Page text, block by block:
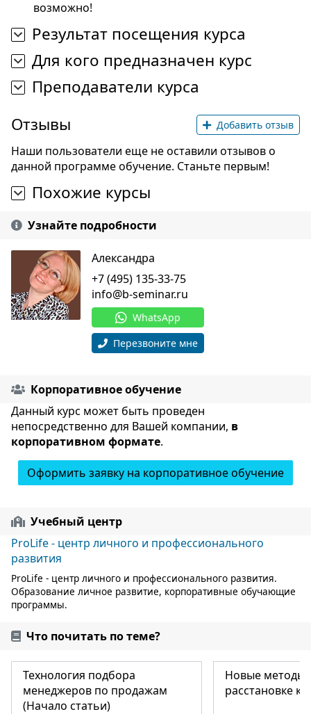
возможно!
Результат посещения курса
Для кого предназначен курс
Преподаватели курса
Отзывы
Добавить отзыв
Наши пользователи еще не оставили отзывов о
данной программе обучение. Станьте первым!
Похожие курсы
Узнайте подробности
Александра
+7 (495) 135-33-75
info@b-seminar.ru
WhatsApp
Перезвоните мне
Корпоративное обучение
Данный курс может быть проведен
непосредственно для Вашей компании, в
корпоративном формате.
Оформить заявку на корпоративное обучение
Учебный центр
ProLife - центр личного и профессионального
развития
ProLife - центр личного и профессионального развития.
Образование личное развитие, корпоративные обучающие
программы.
Что почитать по теме?
Технология подбора
менеджеров по продажам
(Начало статьи)
Новые методы
расстановке